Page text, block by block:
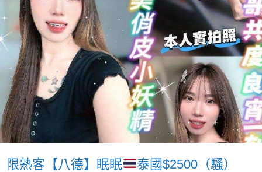
限熟客【八德】眠眠 泰國$2500（騷）